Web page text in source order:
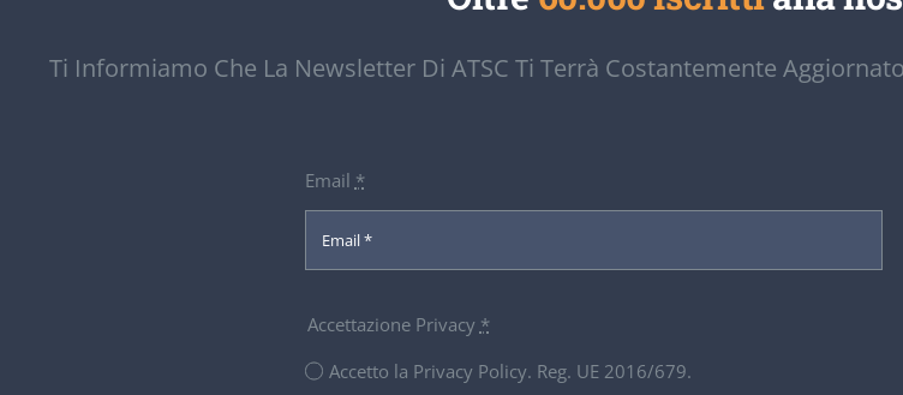
Ti Informiamo Che La Newsletter Di ATSC Ti Terrà Costantemente
Email *
Accettazione Privacy *
Accetto la Privacy Policy. Reg. UE 2016/679.